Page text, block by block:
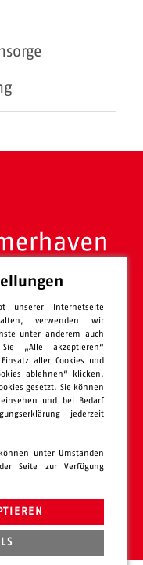
unserer Internetseite
verwenden wir
unter anderem auch
„Alle akzeptieren“
aller Cookies und
ablehnen“ klicken,
gesetzt. Sie können
und bei Bedarf
jederzeit
unter Umständen
Seite zur Verfügung